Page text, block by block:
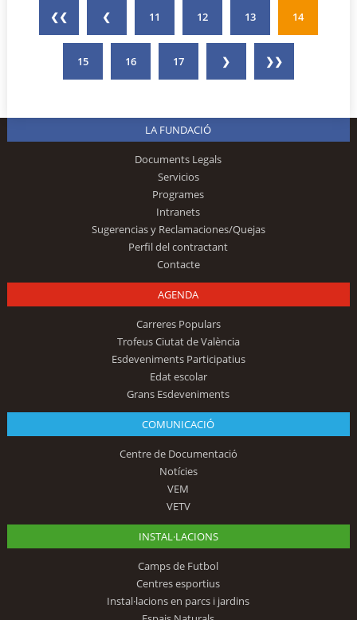
❮❮ ❮ 11 12 13 14
15 16 17 ❯ ❯❯
LA FUNDACIÓ
Documents Legals
Servicios
Programes
Intranets
Sugerencias y Reclamaciones/Quejas
Perfil del contractant
Contacte
AGENDA
Carreres Populars
Trofeus Ciutat de València
Esdeveniments Participatius
Edat escolar
Grans Esdeveniments
COMUNICACIÓ
Centre de Documentació
Notícies
VEM
VETV
INSTAL·LACIONS
Camps de Futbol
Centres esportius
Instal·lacions en parcs i jardins